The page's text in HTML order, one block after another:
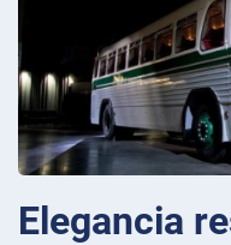
Elegancia